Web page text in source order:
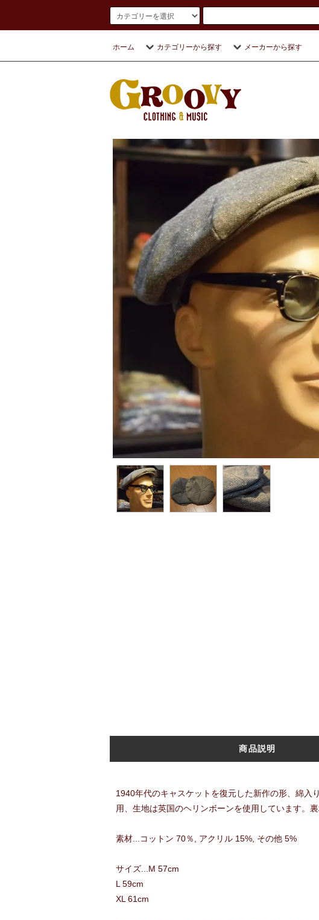
ホーム カテゴリーから探す メーカーから探す
商品説明
1940年代のキャスケットを復元した新作の形、綿入
用、生地は英国のヘリンボーンを使用しています。
素材...コットン 70％, アクリル 15%, その他 5%
サイズ...M 57cm
L 59cm
XL 61cm